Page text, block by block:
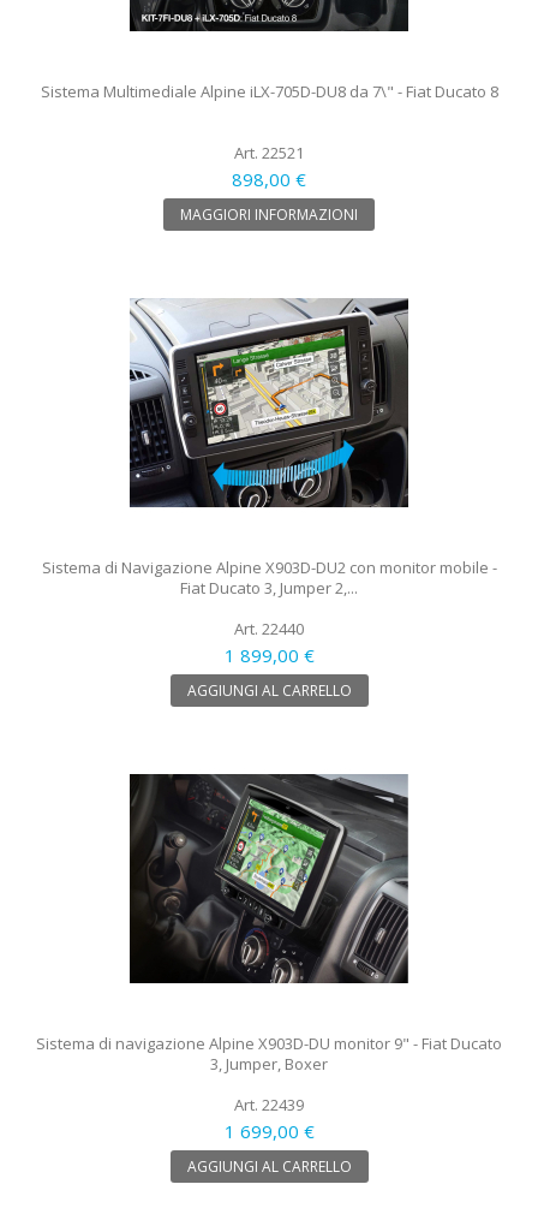
Sistema Multimediale Alpine iLX-705D-DU8 da 7\" - Fiat Ducato 8
Art. 22521
898,00 €
MAGGIORI INFORMAZIONI
Sistema di Navigazione Alpine X903D-DU2 con monitor mobile -
Fiat Ducato 3, Jumper 2,...
Art. 22440
1 899,00 €
AGGIUNGI AL CARRELLO
Sistema di navigazione Alpine X903D-DU monitor 9" - Fiat Ducato
3, Jumper, Boxer
Art. 22439
1 699,00 €
AGGIUNGI AL CARRELLO